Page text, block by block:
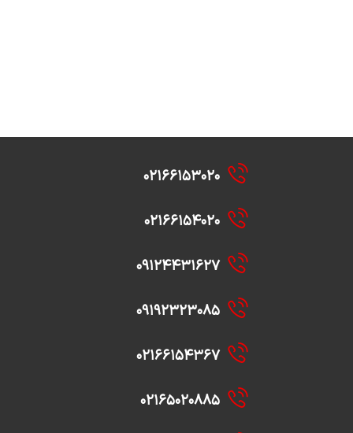
۰۲۱۶۶۱۵۳۰۲۰
۰۲۱۶۶۱۵۴۰۲۰
۰۹۱۲۴۴۳۱۶۲۷
۰۹۱۹۲۳۲۳۰۸۵
۰۲۱۶۶۱۵۴۳۶۷
۰۲۱۶۵۰۲۰۸۸۵